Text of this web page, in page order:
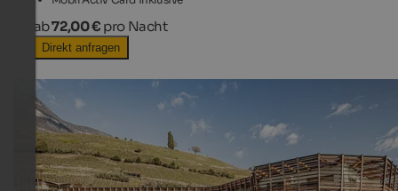
ab72,00 € pro Nacht
Direkt anfragen